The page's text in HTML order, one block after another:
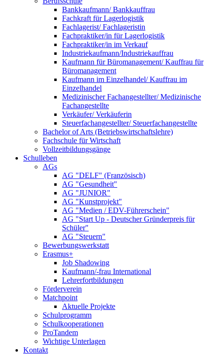
Bankkaufmann/ Bankkauffrau
Fachkraft für Lagerlogistik
Fachlagerist/ Fachlageristin
Fachpraktiker/in für Lagerlogistik
Fachpraktiker/in im Verkauf
Industriekaufmann/Industriekauffrau
Kaufmann für Büromanagement/ Kauffrau für
Büromanagement
Kaufmann im Einzelhandel/ Kauffrau im
Einzelhandel
Medizinischer Fachangestellter/ Medizinische
Fachangestellte
Verkäufer/ Verkäuferin
Steuerfachangestellter/ Steuerfachangestellte
Bachelor of Arts (Betriebswirtschaftslehre)
Fachschule für Wirtschaft
Vollzeitbildungsgänge
Schulleben
AGs
AG "DELF" (Französisch)
AG "Gesundheit"
AG "JUNIOR"
AG "Kunstprojekt"
AG "Medien / EDV-Führerschein"
AG "Start Up - Deutscher Gründerpreis für
Schüler"
AG "Steuern"
Bewerbungswerkstatt
Erasmus+
Job Shadowing
Kaufmann/-frau International
Lehrerfortbildungen
Förderverein
Matchpoint
Aktuelle Projekte
Schulprogramm
Schulkooperationen
ProTandem
Wichtige Unterlagen
Kontakt